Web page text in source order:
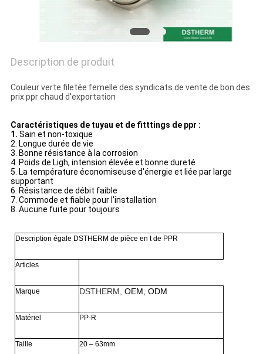
DE
VIE
Description de produit
Couleur verte filetée femelle des syndicats de vente de bon des
prix ppr chaud d'exportation
Caractéristiques de tuyau et de fitttings de ppr :
1. Sain et non-toxique
2. Longue durée de vie
3. Bonne résistance à la corrosion
4. Poids de Ligh, intension élevée et bonne dureté
5. La température économiseuse d'énergie et liée par large
supportant
6. Résistance de débit faible
7. Commode et fiable pour l'installation
8. Aucune fuite pour toujours
Description égale DSTHERM de pièce en t de PPR
Articles
Marque DSTHERM,OEM, ODM
Matériel PP-R
Taille 20 – 63mm